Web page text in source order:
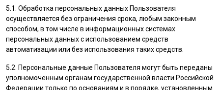
5.1. Обработка персональных данных Пользователя
осуществляется без ограничения срока, любым законным
способом, в том числе в информационных системах
персональных данных с использованием средств
автоматизации или без использования таких средств.
5.2. Персональные данные Пользователя могут быть переданы
уполномоченным органам государственной власти Российской
Федерации только по основаниям и в порядке, установленным